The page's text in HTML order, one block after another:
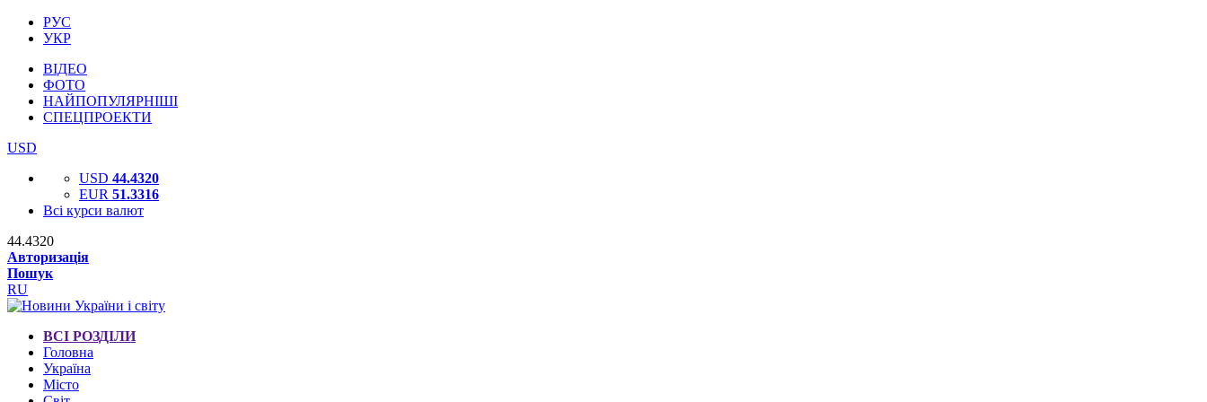
РУС
УКР
ВІДЕО
ФОТО
НАЙПОПУЛЯРНІШІ
СПЕЦПРОЕКТИ
USD
USD 44.4320
EUR 51.3316
Всі курси валют
44.4320
Авторизація
Пошук
RU
ВСІ РОЗДІЛИ
Головна
Україна
Місто